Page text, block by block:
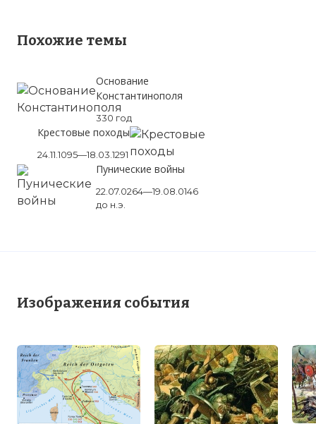
Похожие темы
Основание
Константинополя
330 год
Крестовые походы
24.11.1095—18.03.1291
Пунические войны
22.07.0264—19.08.0146
до н.э.
Изображения события